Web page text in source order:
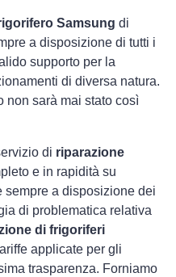
Samsung di
a disposizione di tutti i
supporto per la
di diversa natura.
non sarà mai stato così
di riparazione
e in rapidità su
sempre a disposizione dei
di problematica relativa
di frigoriferi
applicate per gli
trasparenza. Forniamo